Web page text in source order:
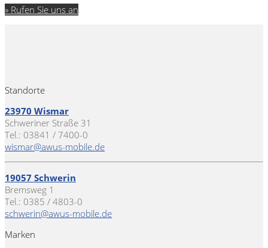
» Rufen Sie uns an
Standorte
23970 Wismar
Schweriner Straße 31
Tel.: 03841 / 7400-0
wismar@awus-mobile.de
19057 Schwerin
Bremsweg 1
Tel.: 0385 / 4803-0
schwerin@awus-mobile.de
Marken